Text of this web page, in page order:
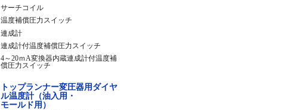
サーチコイル
温度補償圧力スイッチ
連成計
連成計付温度補償圧力スイッチ
4～20ｍA変換器内蔵連成計付温度補
償圧力スイッチ
トップランナー変圧器用ダイヤ
ル温度計（油入用・
モールド用）